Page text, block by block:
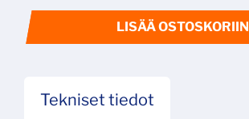
LISÄÄ OSTOSKORIIN
Tekniset tiedot